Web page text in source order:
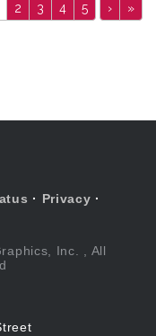
2 3 4 5 › »
· Privacy ·
Inc. , All